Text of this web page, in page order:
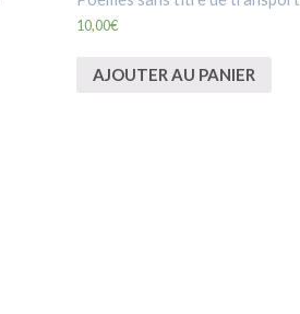
10,00€
AJOUTER AU PANIER